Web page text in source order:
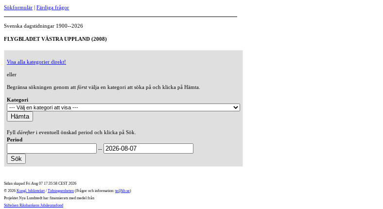
Sökformulär | Färdiga frågor
Svenska dagstidningar 1900--2026
FLYGBLADET VÄSTRA UPPLAND (2008)
Visa alla kategorier direkt!
eller
Begränsa sökningen genom att förstvälja en kategori att söka på och klicka på Hämta.
Kategori
Fyll därefteri eventuell önskad period och klicka på Sök.
Period
--
Sidan skapad Fri Aug 07 17:35:58 CEST 2026
© 2026 Kungl. biblioteket / Tidningsenheten (Frågor och information: te@kb.se)
Projektet Nya Lundstedt har finansierats med medel från
Stiftelsen Riksbankens Jubileumsfond